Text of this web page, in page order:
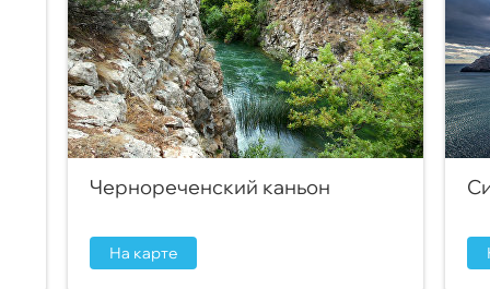
Чернореченский каньон
На карте